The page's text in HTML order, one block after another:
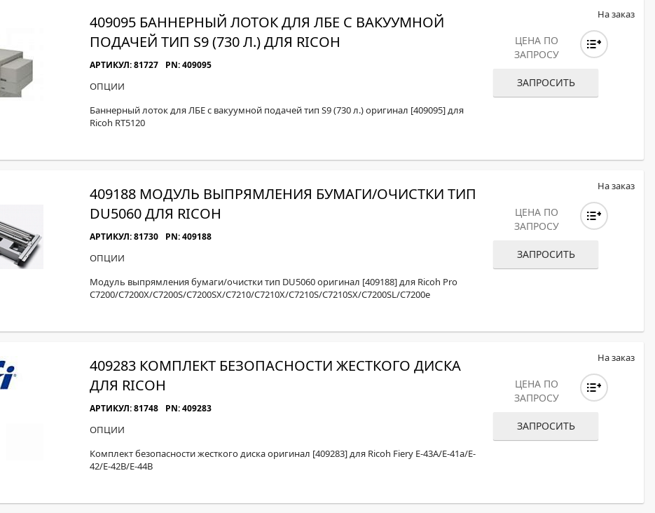
409095 БАННЕРНЫЙ ЛОТОК ДЛЯ ЛБЕ С ВАКУУМНОЙ
ПОДАЧЕЙ ТИП S9 (730 Л.) ДЛЯ RICOH
АРТИКУЛ: 81727 PN: 409095
ОПЦИИ
Баннерный лоток для ЛБЕ с вакуумной подачей тип S9 (730 л.) оригинал [409095] для
Ricoh RT5120
На заказ
ЦЕНА ПО
ЗАПРОСУ
ЗАПРОСИТЬ
409188 МОДУЛЬ ВЫПРЯМЛЕНИЯ БУМАГИ/ОЧИСТКИ ТИП
DU5060 ДЛЯ RICOH
АРТИКУЛ: 81730 PN: 409188
ОПЦИИ
Модуль выпрямления бумаги/очистки тип DU5060 оригинал [409188] для Ricoh Pro
C7200/C7200X/C7200S/C7200SX/C7210/C7210X/C7210S/C7210SX/C7200SL/С7200e
На заказ
ЦЕНА ПО
ЗАПРОСУ
ЗАПРОСИТЬ
409283 КОМПЛЕКТ БЕЗОПАСНОСТИ ЖЕСТКОГО ДИСКА
ДЛЯ RICOH
АРТИКУЛ: 81748 PN: 409283
ОПЦИИ
Комплект безопасности жесткого диска оригинал [409283] для Ricoh Fiery E-43A/E-41a/E-
42/E-42B/E-44B
На заказ
ЦЕНА ПО
ЗАПРОСУ
ЗАПРОСИТЬ